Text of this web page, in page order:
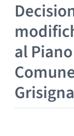
GRAĐANI
MJESTA
al